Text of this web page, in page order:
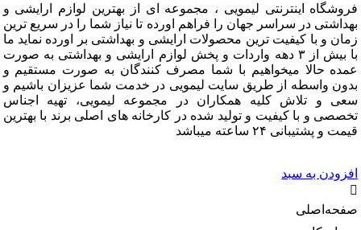
اینترنتی لیمویی ، مجموعه ای از بهترین لوازم ارایشی و
در سراسر جهان را فراهم اورده تا نیاز شما را در سریع ترین
و با کیفیت ترین محصولات ارایشی و بهداشتی بر اورده نماید ما
با بیش از ۳ دهه واردات و پخش لوازم ارایشی و بهداشتی به صورت
حالا میخواهیم با شما مصرف کنندگان به صورت مستقیم و
واسطه از طریق سایت لیمویی در خدمت شما عزیزان باشیم و
و تلاش کلیه همکاران در مجموعه لیمویی، تهیه اجناس
و با کیفیت و تولید شده در کارخانه های اصلی برند با بهترین
۲۴ ساعته میباشد
به سبد